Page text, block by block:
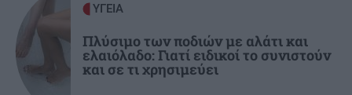
ΕΛΛΑΔΑ
«Στέρεψε» η αγορά από πινακίδες
κυκλοφορίας: Χιλιάδες αυτοκίνητα
ΥΓΕΙΑ
Πλύσιμο των ποδιών με αλάτι και
ελαιόλαδο: Γιατί ειδικοί το συνιστούν
και σε τι χρησιμεύει